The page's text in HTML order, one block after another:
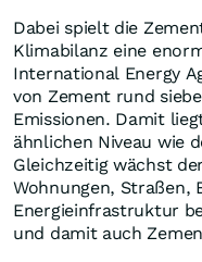
Dabei spielt die
Klimabilanz eine
International Energy
von Zement rund
Emissionen. Damit
ähnlichen Niveau wie
Gleichzeitig wächst
Wohnungen, Straßen,
Energieinfrastruktur
und damit auch